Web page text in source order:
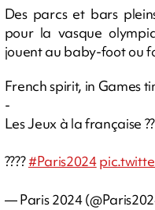
Des parcs et bars
pour la vasque
jouent au baby-foot ou
French spirit, in Games
-
Les Jeux à la française
????#Paris2024
— Paris 2024